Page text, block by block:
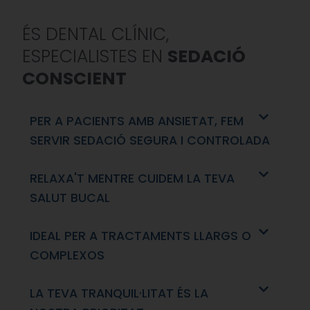
ÉS DENTAL CLÍNIC,
ESPECIALISTES EN SEDACIÓ
CONSCIENT
PER A PACIENTS AMB ANSIETAT, FEM
SERVIR SEDACIÓ SEGURA I CONTROLADA
RELAXA'T MENTRE CUIDEM LA TEVA
SALUT BUCAL
IDEAL PER A TRACTAMENTS LLARGS O
COMPLEXOS
LA TEVA TRANQUIL·LITAT ÉS LA